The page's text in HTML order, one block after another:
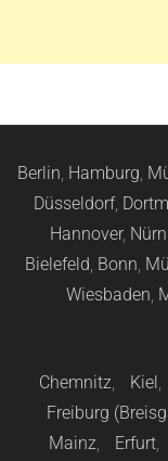
Berlin, Hamburg,
Düsseldorf,
Hannover,
Bielefeld, Bonn,
Wiesbaden,
Chemnitz, Kiel,
Freiburg
Mainz, Erfurt,